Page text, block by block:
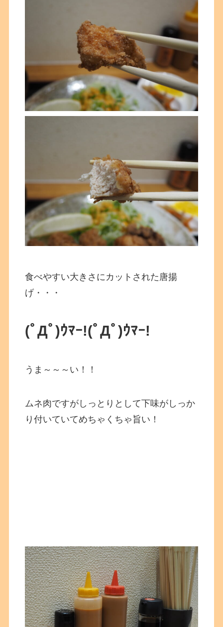
食べやすい大きさにカットされた唐揚
げ・・・
(ﾟДﾟ)ｳﾏｰ!(ﾟДﾟ)ｳﾏｰ!
うま～～～い！！
ムネ肉ですがしっとりとして下味がしっか
り付いていてめちゃくちゃ旨い！